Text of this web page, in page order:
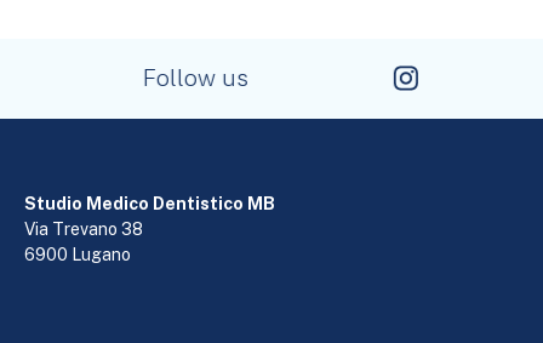
Follow us
Studio Medico Dentistico MB
Via Trevano 38
6900 Lugano